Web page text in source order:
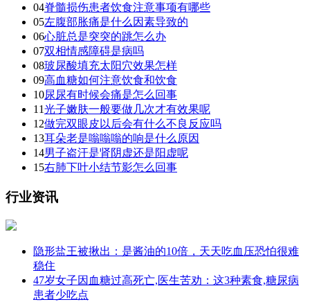
04脊髓损伤患者饮食注意事项有哪些
05左腹部胀痛是什么因素导致的
06心脏总是突突的跳怎么办
07双相情感障碍是病吗
08玻尿酸填充太阳穴效果怎样
09高血糖如何注意饮食和饮食
10尿尿有时候会痛是怎么回事
11光子嫩肤一般要做几次才有效果呢
12做完双眼皮以后会有什么不良反应吗
13耳朵老是嗡嗡嗡的响是什么原因
14男子盗汗是肾阴虚还是阳虚呢
15右肺下叶小结节影怎么回事
行业资讯
隐形盐王被揪出：是酱油的10倍，天天吃血压恐怕很难
稳住
47岁女子因血糖过高死亡,医生苦劝：这3种素食,糖尿病
患者少吃点